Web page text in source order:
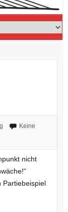
Keine
nicht
Partiebeispiel